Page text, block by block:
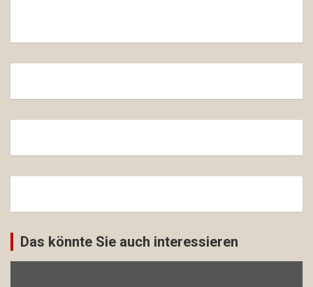
Das könnte Sie auch interessieren